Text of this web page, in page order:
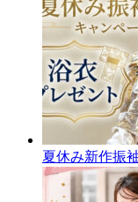
夏休み新作振